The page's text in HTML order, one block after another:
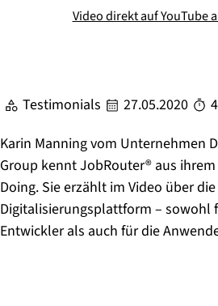
Video direkt auf YouTube
Testimonials 27.05.2020
Karin Manning vom Unternehmen
Group kennt JobRouter® aus
Doing. Sie erzählt im Video über
Digitalisierungsplattform – sowohl
Entwickler als auch für die